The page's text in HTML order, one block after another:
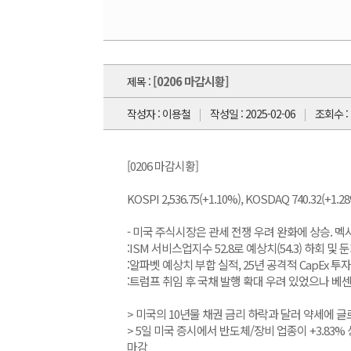
제목 : [0206 마감시황]
작성자 : 이용철 작성일 : 2025-02-06 조회수
[0206 마감시황]
KOSPI 2,536.75(+1.10%), KOSDAQ
- 미국 주식시장은 관세 전쟁 우려 완화에 상승.
:ISM 서비스업지수 52.8로 예상치(54.3) 하회 및
:알파벳 예상치 부합 실적, 25년 공격적 CapEx
:트럼프 취임 후 국채 발행 확대 우려 있었으나
> 미국의 10년물 채권 금리 하락과 달러 약세에
> 5일 미국 증시에서 반도체/장비 업종이
마감